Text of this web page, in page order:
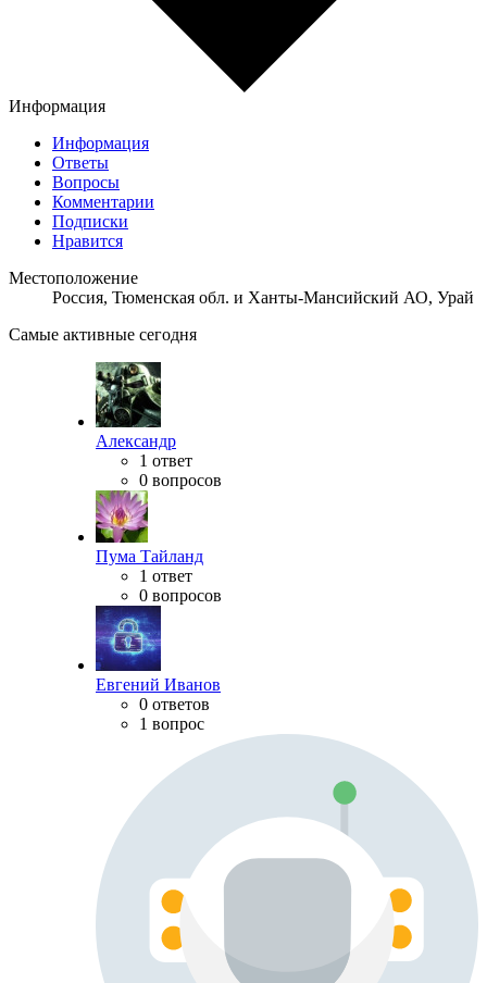
Информация
Информация
Ответы
Вопросы
Комментарии
Подписки
Нравится
Местоположение
Россия, Тюменская обл. и Ханты-Мансийский АО, Урай
Самые активные сегодня
Александр
1 ответ
0 вопросов
Пума Тайланд
1 ответ
0 вопросов
Евгений Иванов
0 ответов
1 вопрос